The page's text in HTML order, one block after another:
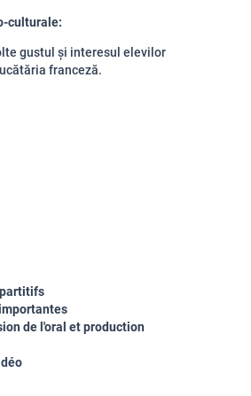
culturale:
gustul și interesul elevilor
franceză.
de l'oral et production